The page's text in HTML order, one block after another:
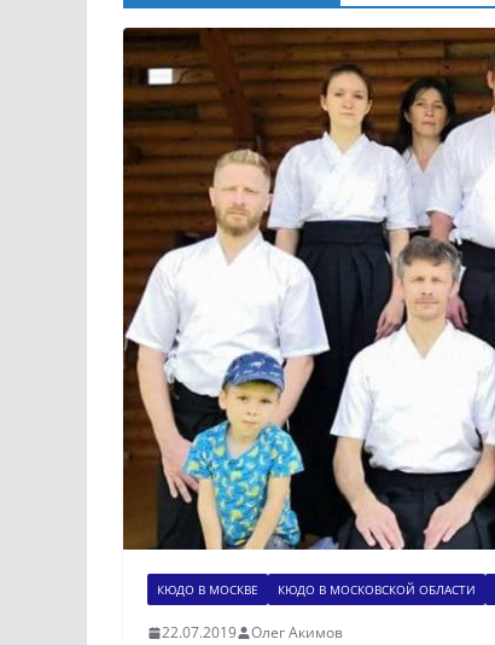
КЮДО В МОСКВЕ КЮДО В МОСКОВСКОЙ ОБЛАСТИ
22.07.2019 Олег Акимов